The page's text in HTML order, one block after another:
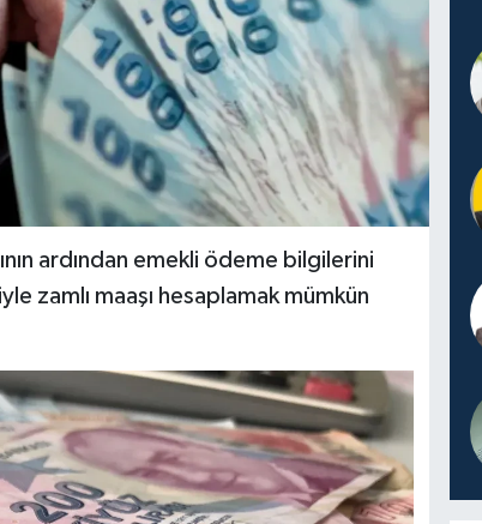
ardından emekli ödeme bilgilerini
zamlı maaşı hesaplamak mümkün